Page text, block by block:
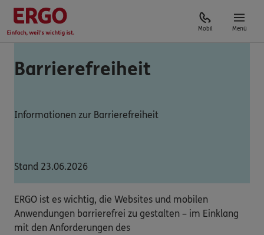
Mobil Menü
Barrierefreiheit
Informationen zur Barrierefreiheit
Stand 23.06.2026
ERGO ist es wichtig, die Websites und mobilen
Anwendungen barrierefrei zu gestalten – im Einklang
mit den Anforderungen des